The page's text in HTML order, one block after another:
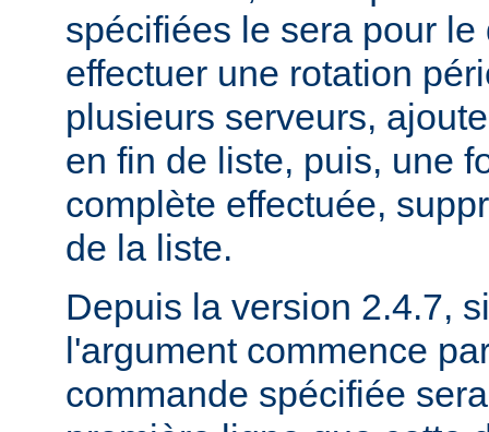
spécifiées le sera pour
effectuer une rotation
plusieurs serveurs,
en fin de liste, puis, une
complète effectuée,
de la liste.
Depuis la version 2.4.7,
l'argument commence
commande spécifiée